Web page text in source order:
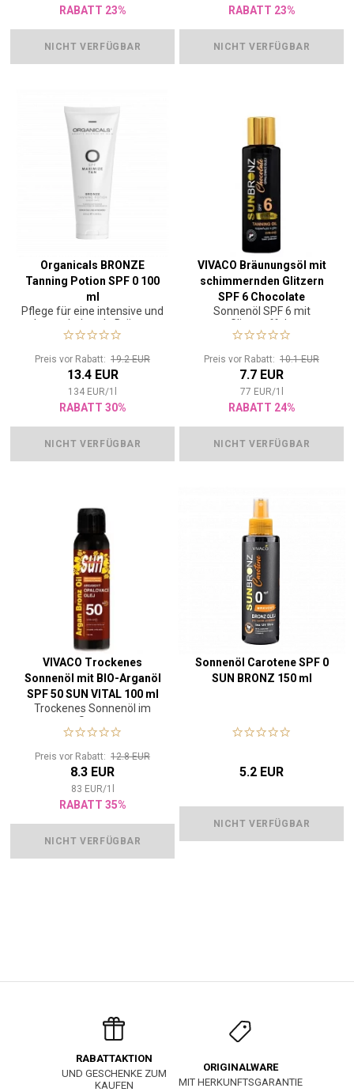
RABATT 23%
NICHT VERFÜGBAR
RABATT 23%
NICHT VERFÜGBAR
Organicals BRONZE
Tanning Potion SPF 0 100
ml
Pflege für eine intensive und
langanhaltende Bräune
Preis vor Rabatt: 19.2 EUR
13.4 EUR
134 EUR/1
RABATT 30%
NICHT VERFÜGBAR
VIVACO Bräunungsöl mit
schimmernden Glitzern
SPF 6 Chocolate
SUNBRONZ 100 ml
Sonnenöl SPF 6 mit
Glitzereffekt
Preis vor Rabatt: 10.1 EUR
7.7 EUR
77 EUR/1
RABATT 24%
NICHT VERFÜGBAR
VIVACO Trockenes
Sonnenöl mit BIO-Arganöl
SPF 50 SUN VITAL 100 ml
Trockenes Sonnenöl im
Spray
Preis vor Rabatt: 12.8 EUR
8.3 EUR
83 EUR/1
RABATT 35%
NICHT VERFÜGBAR
Sonnenöl Carotene SPF 0
SUN BRONZ 150 ml
5.2 EUR
NICHT VERFÜGBAR
RABATTAKTION
UND GESCHENKE ZUM
KAUFEN
ORIGINALWARE
MIT HERKUNFTSGARANTIE